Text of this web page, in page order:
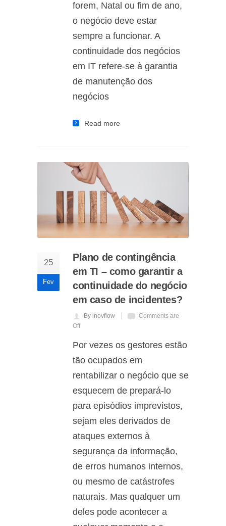
forem, Natal ou fim de ano,
o negócio deve estar
sempre a funcionar. A
continuidade dos negócios
em IT refere-se à garantia
de manutenção dos
negócios
Read more
25
Fev
Plano de contingência
em TI – como garantir a
continuidade do negócio
em caso de incidentes?
By inovflow
Comments are
Off
Por vezes os gestores estão
tão ocupados em
rentabilizar o negócio que se
esquecem de prepará-lo
para episódios imprevistos,
sejam eles derivados de
ataques externos à
segurança da informação,
de erros humanos internos,
ou mesmo de catástrofes
naturais. Mas qualquer um
deles pode acontecer a